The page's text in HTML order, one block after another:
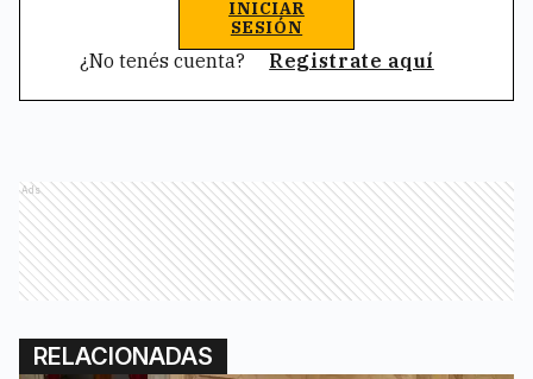
INICIAR
SESIÓN
¿No tenés cuenta? Registrate aquí
Ads
RELACIONADAS